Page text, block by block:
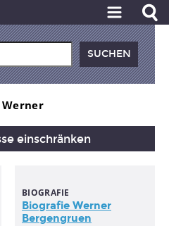
Werner
einschränken
BIOGRAFIE
Biografie Werner
Bergengruen